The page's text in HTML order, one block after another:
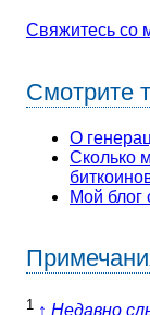
Свяжитесь со
Смотрите
О
Сколько
Мой блог
1 ↑ Недавно